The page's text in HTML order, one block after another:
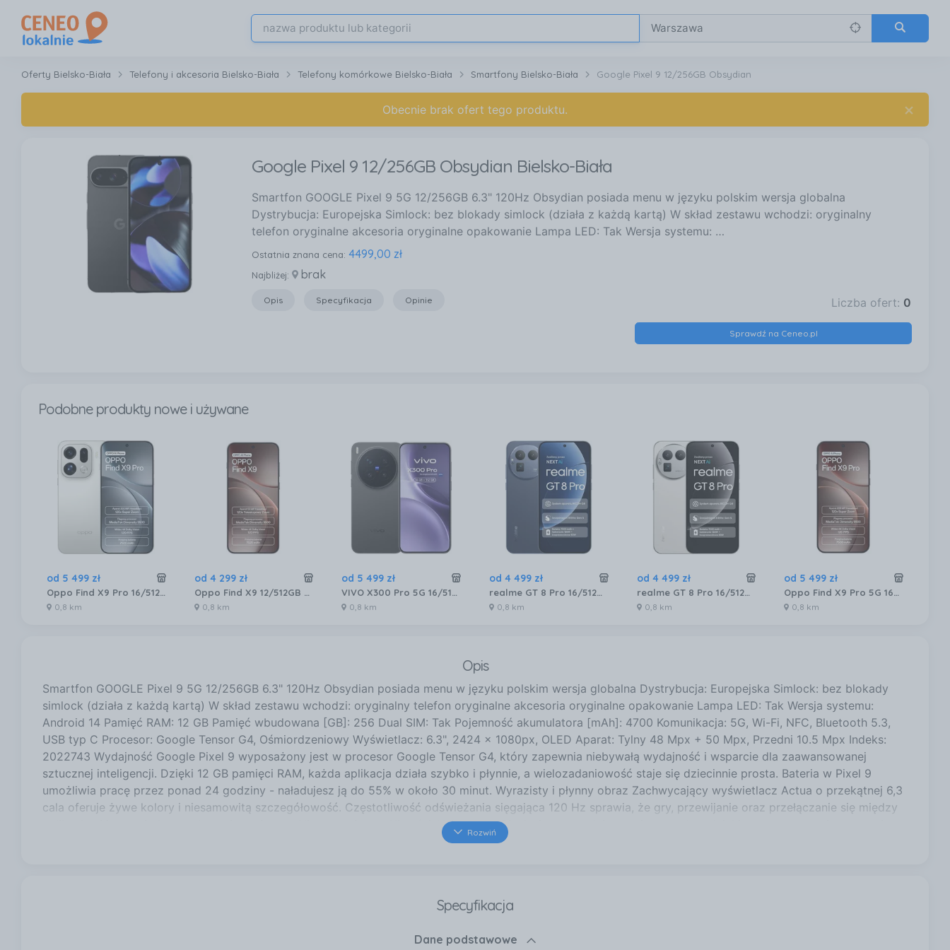
Oferty Bielsko-Biała Telefony i akcesoria Bielsko-Biała Telefony komórkowe Bielsko-Biała Smartfony Bielsko-Biała Google Pixel 9 12/256GB Obsydian
Obecnie brak ofert tego produktu. ×
Google Pixel 9 12/256GB Obsydian Bielsko-Biała
Smartfon GOOGLE Pixel 9 5G 12/256GB 6.3" 120Hz Obsydian posiada menu w języku polskim wersja globalna
Dystrybucja: Europejska Simlock: bez blokady simlock (działa z każdą kartą) W skład zestawu wchodzi: oryginalny
telefon oryginalne akcesoria oryginalne opakowanie Lampa LED: Tak Wersja systemu: …
Ostatnia znana cena: 4499,00 zł
Najbliżej: brak
Opis Specyfikacja Opinie Liczba ofert: 0
Sprawdź na Ceneo.pl
Podobne produkty nowe i używane
od 5 499 zł
Oppo Find X9 Pro 16/512GB Biały
0,8 km
od 4 299 zł
Oppo Find X9 12/512GB Szary
0,8 km
od 5 499 zł
VIVO X300 Pro 5G 16/512GB Czarny
0,8 km
od 4 499 zł
realme GT 8 Pro 16/512GB Niebieski
0,8 km
od 4 499 zł
realme GT 8 Pro 16/512GB Biały
0,8 km
od 5 499 zł
Oppo Find X9 Pro 5G 16/512GB Brązowy
0,8 km
Opis
Smartfon GOOGLE Pixel 9 5G 12/256GB 6.3" 120Hz Obsydian posiada menu w języku polskim wersja globalna Dystrybucja: Europejska Simlock: bez blokady
simlock (działa z każdą kartą) W skład zestawu wchodzi: oryginalny telefon oryginalne akcesoria oryginalne opakowanie Lampa LED: Tak Wersja systemu:
Android 14 Pamięć RAM: 12 GB Pamięć wbudowana [GB]: 256 Dual SIM: Tak Pojemność akumulatora [mAh]: 4700 Komunikacja: 5G, Wi-Fi, NFC, Bluetooth 5.3,
USB typ C Procesor: Google Tensor G4, Ośmiordzeniowy Wyświetlacz: 6.3", 2424 x 1080px, OLED Aparat: Tylny 48 Mpx + 50 Mpx, Przedni 10.5 Mpx Indeks:
2022743 Wydajność Google Pixel 9 wyposażony jest w procesor Google Tensor G4, który zapewnia niebywałą wydajność i wsparcie dla zaawansowanej
sztucznej inteligencji. Dzięki 12 GB pamięci RAM, każda aplikacja działa szybko i płynnie, a wielozadaniowość staje się dziecinnie prosta. Bateria w Pixel 9
umożliwia pracę przez ponad 24 godziny - naładujesz ją do 55% w około 30 minut. Wyrazisty i płynny obraz Zachwycający wyświetlacz Actua o przekątnej 6,3
cala oferuje żywe kolory i niesamowitą szczegółowość. Częstotliwość odświeżania sięgająca 120 Hz sprawia, że gry, przewijanie oraz przełączanie się między
aplikacjami jest wyjątkowo płynne i przyjemne. Niesamowite możliwości AI Aparat w Pixelu 9 to prawdziwy majstersztyk, a dzięki zaawansowanej sztucznej
inteligencji, Twoje zdjęcia będą jeszcze lepsze, niż mogłeś sobie wyobrazić. Funkcja "Dodaj mnie na zdjęciu" łączy zdjęcia grupowe, tak aby nikt nie był
więcej o otaczającym Cię świecie. Gemini pomoże także w organizacji pracy, podsumowując treści z Dokumentów Google oraz nieprzeczytanych wiadomości
aparat Nagrodzony aparat Pixel 9 pozwala robić zapierające dech w piersiach zdjęcia i nagrania wideo w każdym oświetleniu i z dowolnej odległości. Tryb
Rozwiń
Specyfikacja
Dane podstawowe